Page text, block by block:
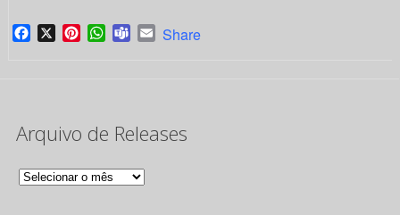
Facebook
X PinterestWhatsApp
TeamsEmail
Share
Arquivo de Releases
Arquivo